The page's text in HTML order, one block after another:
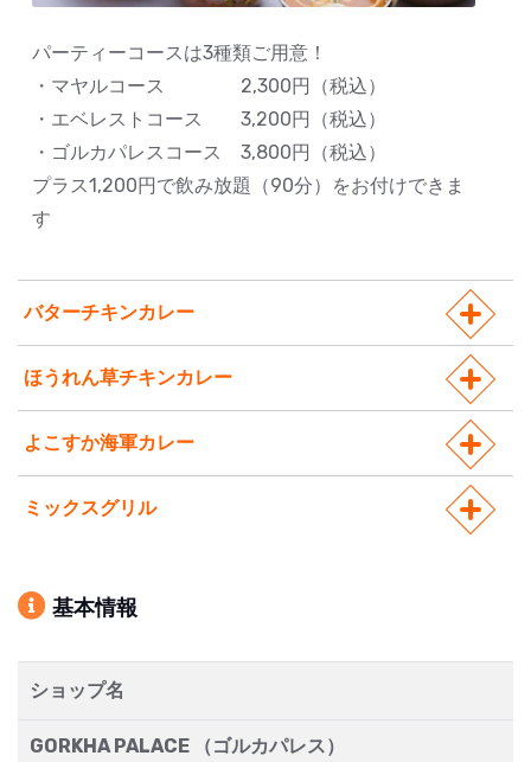
パーティーコースは3種類ご用意！
・マヤルコース 2,300円（税込）
・エベレストコース 3,200円（税込）
・ゴルカパレスコース 3,800円（税込）
プラス1,200円で飲み放題（90分）をお付けできま
す
バターチキンカレー
ほうれん草チキンカレー
よこすか海軍カレー
ミックスグリル
基本情報
ショップ名
GORKHA PALACE （ゴルカパレス）